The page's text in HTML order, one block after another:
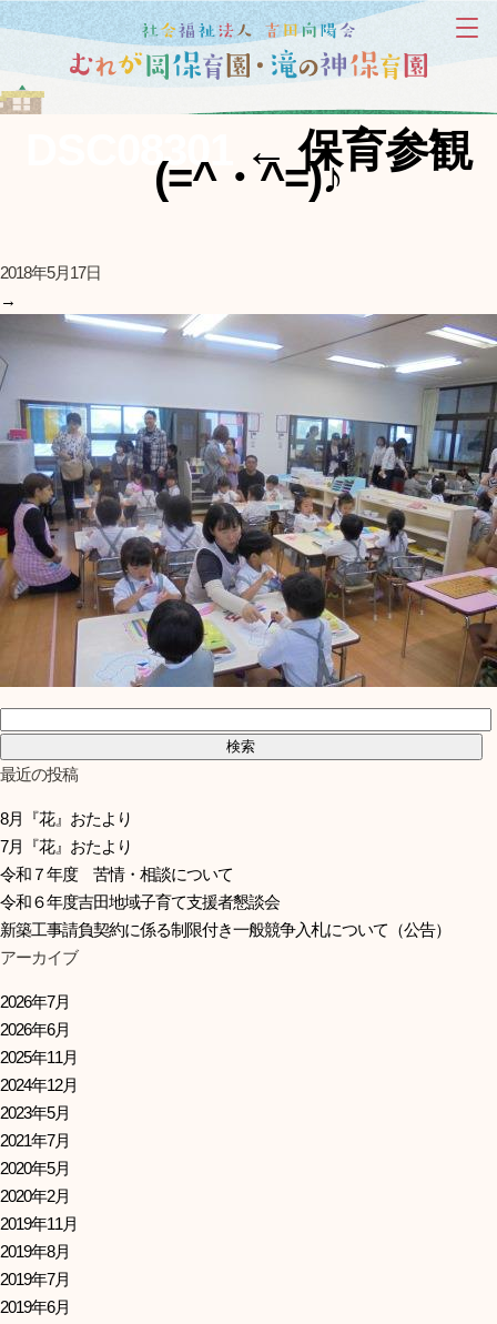
DSC08301 ←保育参観
(=^・^=)♪
2018年5月17日
→
最近の投稿
8月『花』おたより
7月『花』おたより
令和７年度 苦情・相談について
令和６年度吉田地域子育て支援者懇談会
新築工事請負契約に係る制限付き一般競争入札について（公告）
アーカイブ
2026年7月
2026年6月
2025年11月
2024年12月
2023年5月
2021年7月
2020年5月
2020年2月
2019年11月
2019年8月
2019年7月
2019年6月